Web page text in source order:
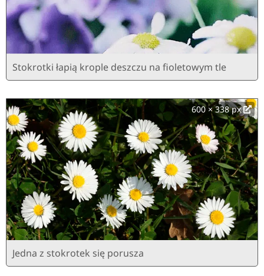
Stokrotki łapią krople deszczu na fioletowym tle
600 × 338 px
Jedna z stokrotek się porusza